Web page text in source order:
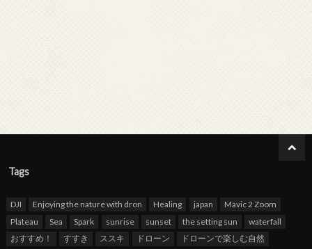
Tags
DJI Enjoying the nature with dron Healing japan
Mavic 2 Zoom
Plateau
Sea Spark sunrise sunset the setting sun
waterfall
おすすめ！
すすき ススキ ドローン
ドローンで楽しむ自然